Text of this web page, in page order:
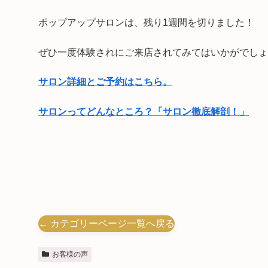
ポップアップサロンは、残り1週間を切りました！
ぜひ一度体験されにご来店されてみてはいかがでし
サロン詳細とご予約はこちら。
サロンってどんなところ？「サロン徹底解剖！」
← カテゴリーページ一覧へ戻る
お客様の声